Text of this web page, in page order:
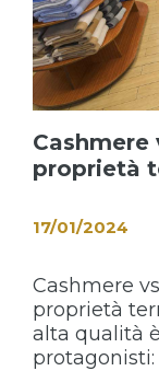
proprietà
17/01/2024
Cashmere
proprietà
alta qualità